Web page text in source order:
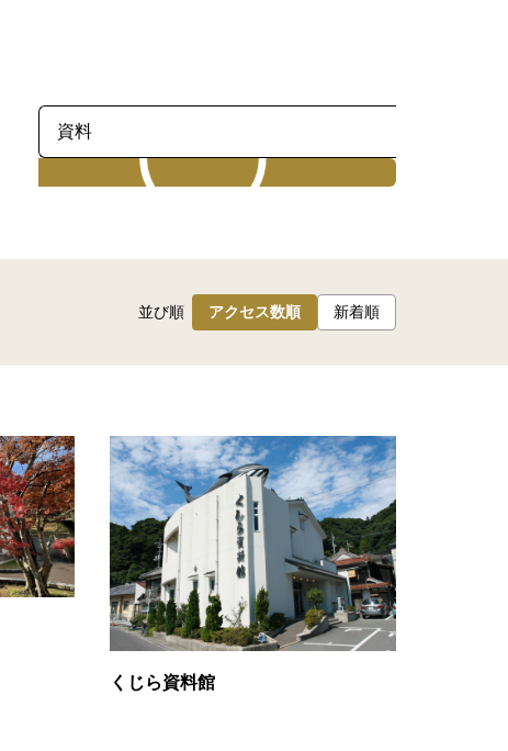
並び順 アクセス数順 新着順
くじら資料館